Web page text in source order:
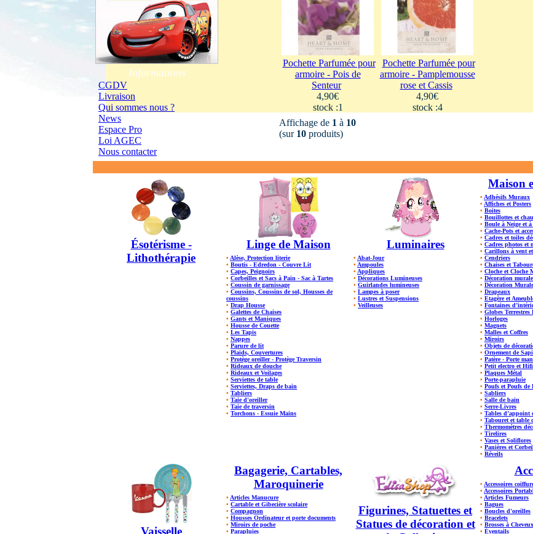
Informations
CGDV
Livraison
Qui sommes nous ?
News
Espace Pro
Loi AGEC
Nous contacter
Pochette Parfumée pour
armoire - Pois de
Senteur
4,90€
stock :1
Pochette Parfumée pour
armoire - Pamplemousse
rose et Cassis
4,90€
stock :4
Affichage de 1 à 10
(sur 10 produits)
Ésotérisme -
Lithothérapie
Linge de Maison
• Alèse, Protection literie
• Boutis - Edredon - Couvre Lit
• Capes, Peignoirs
• Corbeilles et Sacs à Pain - Sac à Tartes
• Coussin de garnissage
• Coussins, Coussins de sol, Housses de
coussins
• Drap Housse
• Galettes de Chaises
• Gants et Maniques
• Housse de Couette
• Les Tapis
• Nappes
• Parure de lit
• Plaids, Couvertures
• Protège oreiller - Protège Traversin
• Rideaux de douche
• Rideaux et Voilages
• Serviettes de table
• Serviettes, Draps de bain
• Tabliers
• Taie d'oreiller
• Taie de traversin
• Torchons - Essuie Mains
Luminaires
• Abat-Jour
• Ampoules
• Appliques
• Décorations Lumineuses
• Guirlandes lumineuses
• Lampes à poser
• Lustres et Suspensions
• Veilleuses
Maison
• Adhésifs Muraux
• Affiches et Posters
• Boites
• Bouillottes et
• Boule à Neige et
• Cache-Pots et
• Cadres et toiles
• Cadres photos et
• Carillons à vent
• Cendriers
• Chaises et
• Cloche et Cloche
• Décoration
• Décoration
• Drapeaux
• Etagère et
• Fontaines
• Globes Terrestres
• Horloges
• Magnets
• Malles et Coffres
• Miroirs
• Objets de
• Ornement de
• Patère - Porte
• Petit electro et Hifi
• Plaques Métal
• Porte-parapluie
• Poufs et Poufs de
• Sabliers
• Salle de bain
• Serre-Livres
• Tables d’appoint
• Tabouret et table
• Thermomètres
• Tirelires
• Vases et Soliflores
• Panières et
• Réveils
Vaisselle
Bagagerie, Cartables,
Maroquinerie
• Articles Manucure
• Cartable et Gibecière scolaire
• Compagnon
• Housses Ordinateur et porte documents
• Miroirs de poche
• Parapluies
Figurines, Statuettes et
Statues de décoration et
• Accessoires
• Accessoires
• Articles Fumeurs
• Bagues
• Boucles d'oreilles
• Bracelets
• Brosses à Cheveux
• Éventails